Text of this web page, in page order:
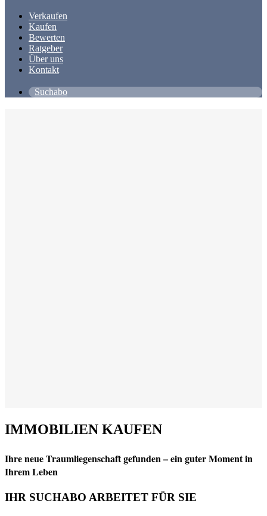
Verkaufen
Kaufen
Bewerten
Ratgeber
Über uns
Kontakt
Suchabo
IMMOBILIEN KAUFEN
Ihre neue Traumliegenschaft gefunden – ein guter Moment in
Ihrem Leben
IHR SUCHABO ARBEITET FÜR SIE